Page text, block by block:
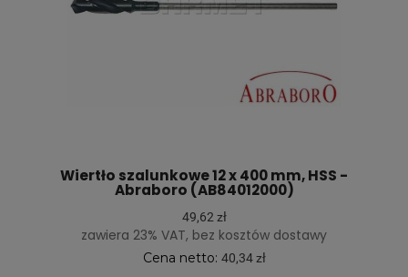
Wiertło szalunkowe 12 x 400 mm, HSS -
Abraboro (AB84012000)
49,62 zł
zawiera 23% VAT, bez kosztów dostawy
Cena netto: 40,34 zł